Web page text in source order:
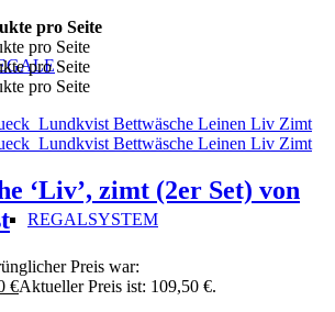
REGALSYSTEM
pro Seite
pro Seite
pro Seite
pro Seite
‘Liv’, zimt (2er Set) von
Preis war:
€Aktueller Preis ist: 109,50 €.